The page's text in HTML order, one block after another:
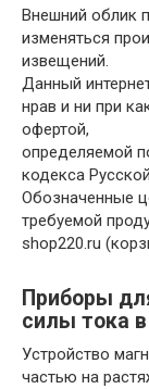
Внешний облик
изменяться
извещений.
Данный
нрав и ни при
офертой,
определяемой
кодекса
Обозначенные
требуемой
shop220.ru
Приборы
силы тока
Устройство
частью на